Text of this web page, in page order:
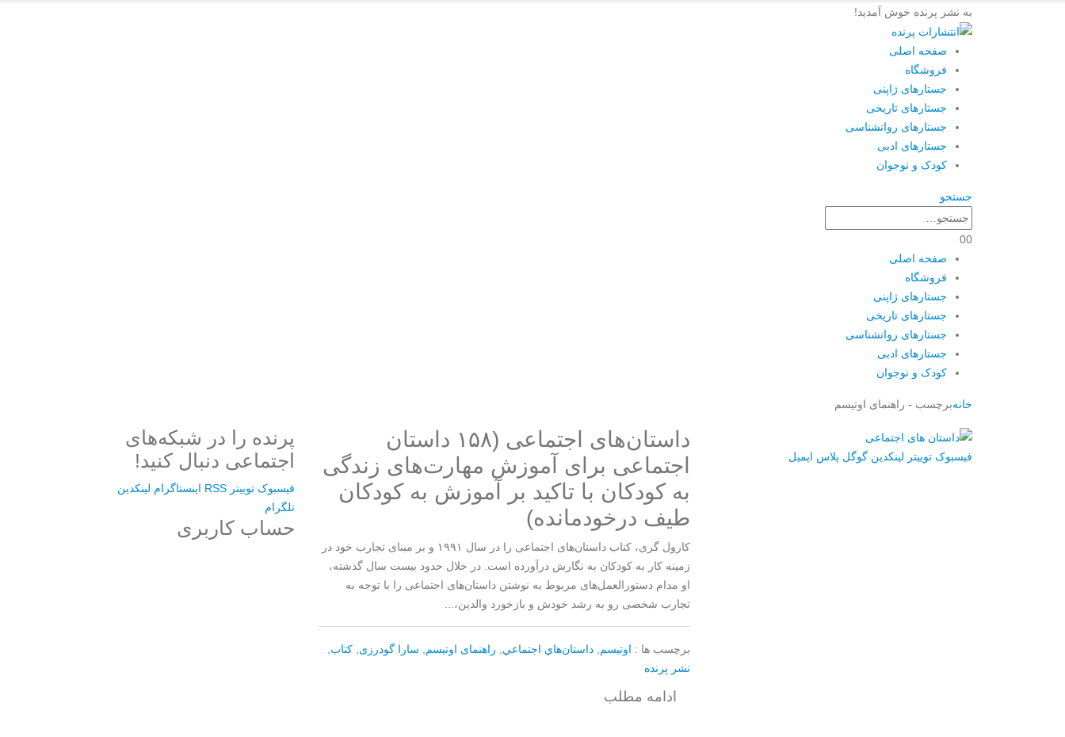
به نشر پرنده خوش آمدید!
صفحه اصلی
فروشگاه
جستارهای ژاپنی
جستارهای تاریخی
جستارهای روانشناسی
جستارهای ادبی
کودک و نوجوان
جستجو
00
صفحه اصلی
فروشگاه
جستارهای ژاپنی
جستارهای تاریخی
جستارهای روانشناسی
جستارهای ادبی
کودک و نوجوان
خانهبرچسب - راهنمای اوتیسم
فیسبوک توییتر لینکدین گوگل پلاس ایمیل
داستان‌های اجتماعی (۱۵۸ داستان
اجتماعی برای آموزش مهارت‌های زندگی
به کودکان با تاکید بر آموزش به کودکان
طیف درخودمانده)
کارول گری، کتاب داستان‌های اجتماعی را در سال ۱۹۹۱ و بر مبنای تجارب خود در
زمینه کار به کودکان به نگارش درآورده است. در خلال حدود بیست سال گذشته،
او مدام دستورالعمل‌های مربوط به نوشتن داستان‌های اجتماعی را با توجه به
تجارب شخصی رو به رشد خودش و بازخورد والدین،...
برچسب ها : اوتیسم,داستان‌هاي اجتماعي, راهنمای اوتیسم, سارا گودرزی,کتاب,
نشر پرنده
ادامه مطلب
پرنده را در شبکه‌های
اجتماعی دنبال کنید!
فیسبوک توییتر RSS اینستاگرام لینکدین
تلگرام
حساب کاربری